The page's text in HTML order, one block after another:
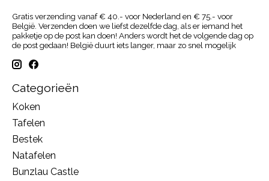
Gratis verzending vanaf € 40.- voor Nederland en € 75.- voor
België. Verzenden doen we liefst dezelfde dag, als er iemand het
pakketje op de post kan doen! Anders wordt het de volgende dag op
de post gedaan! België duurt iets langer, maar zo snel mogelijk
Categorieën
Koken
Tafelen
Bestek
Natafelen
Bunzlau Castle